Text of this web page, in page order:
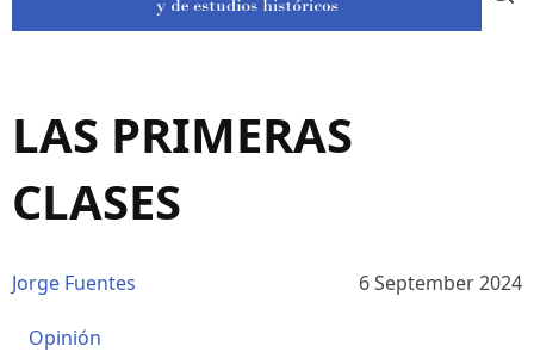
LAS PRIMERAS
CLASES
Jorge Fuentes 6 September 2024
Opinión